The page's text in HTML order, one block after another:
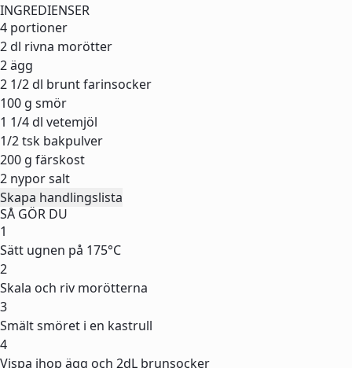
INGREDIENSER
4 portioner
2 dl rivna morötter
2ägg
2 1/2 dl brunt farinsocker
100 g smör
1 1/4 dl vetemjöl
1/2 tsk bakpulver
200 g färskost
2 nyporsalt
Skapa handlingslista
SÅ GÖR DU
1
Sätt ugnen på 175°C
2
Skala och riv morötterna
3
Smält smöret i en kastrull
4
Vispa ihop ägg och 2dL brunsocker